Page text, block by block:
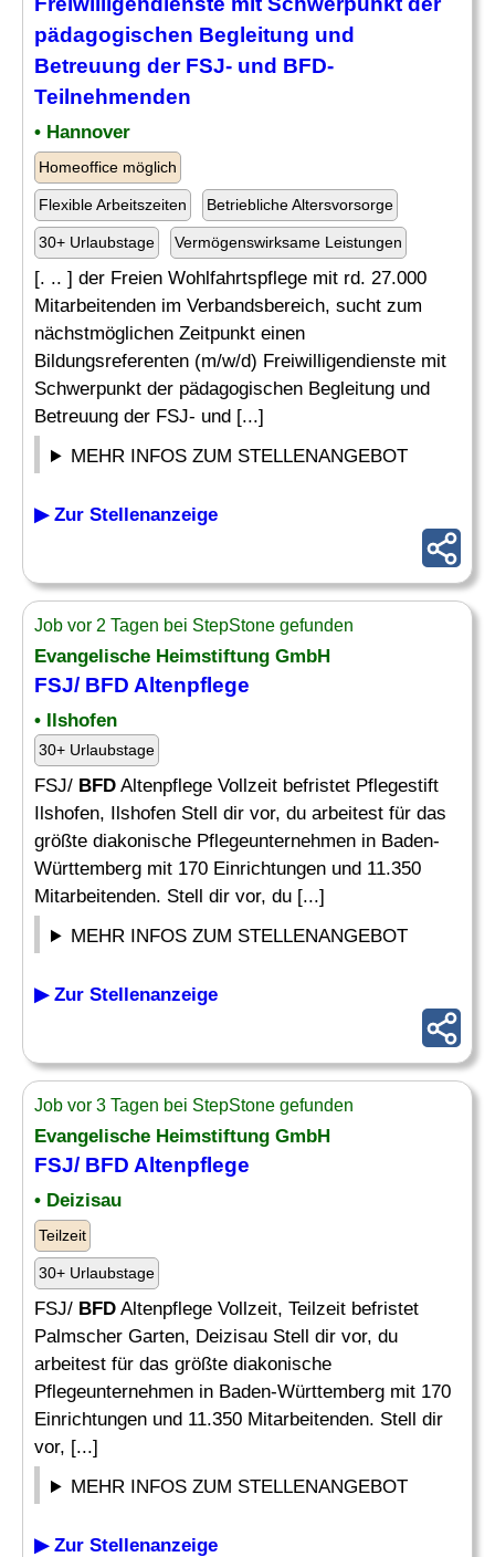
pädagogischen Begleitung und
Betreuung der FSJ- und BFD-
Teilnehmenden
• Hannover
Homeoffice möglich
Flexible Arbeitszeiten Betriebliche Altersvorsorge
30+ Urlaubstage Vermögenswirksame Leistungen
[. .. ] der Freien Wohlfahrtspflege mit rd. 27.000
Mitarbeitenden im Verbandsbereich, sucht zum
nächstmöglichen Zeitpunkt einen
Bildungsreferenten (m/w/d) Freiwilligendienste mit
Schwerpunkt der pädagogischen Begleitung und
Betreuung der FSJ- und [...]
MEHR INFOS ZUM STELLENANGEBOT
▶ Zur Stellenanzeige
Job vor 2 Tagen bei StepStone gefunden
Evangelische Heimstiftung GmbH
FSJ/ BFD Altenpflege
• Ilshofen
30+ Urlaubstage
FSJ/ BFD Altenpflege Vollzeit befristet Pflegestift
Ilshofen, Ilshofen Stell dir vor, du arbeitest für das
größte diakonische Pflegeunternehmen in Baden-
Württemberg mit 170 Einrichtungen und 11.350
Mitarbeitenden. Stell dir vor, du [...]
MEHR INFOS ZUM STELLENANGEBOT
▶ Zur Stellenanzeige
Job vor 3 Tagen bei StepStone gefunden
Evangelische Heimstiftung GmbH
FSJ/ BFD Altenpflege
• Deizisau
Teilzeit
30+ Urlaubstage
FSJ/ BFD Altenpflege Vollzeit, Teilzeit befristet
Palmscher Garten, Deizisau Stell dir vor, du
arbeitest für das größte diakonische
Pflegeunternehmen in Baden-Württemberg mit 170
Einrichtungen und 11.350 Mitarbeitenden. Stell dir
vor, [...]
MEHR INFOS ZUM STELLENANGEBOT
▶ Zur Stellenanzeige